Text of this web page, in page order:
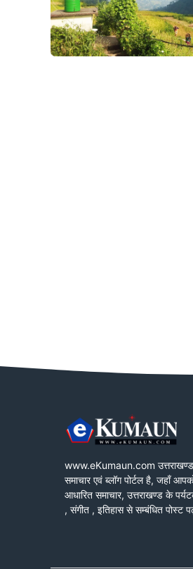
www.eKumaun.com
समाचार एवं ब्लॉग पोर्टल है, जहाँ
आधारित समाचार, उत्तराखण्ड के
, संगीत , इतिहास से सम्बंधित पोस्ट